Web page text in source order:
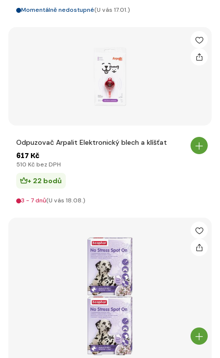
Momentálně nedostupné(U vás 17.01.)
Odpuzovač Arpalit Elektronický blech a klíšťat
617 Kč
510 Kč bez DPH
+ 22 bodů
3 - 7 dnů(U vás 18.08.)